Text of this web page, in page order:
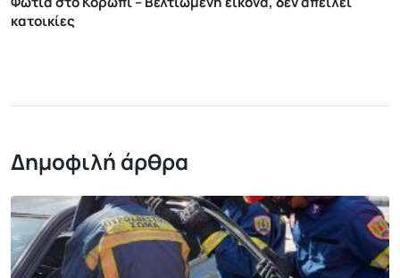
κατοικίες
Δημοφιλή άρθρα